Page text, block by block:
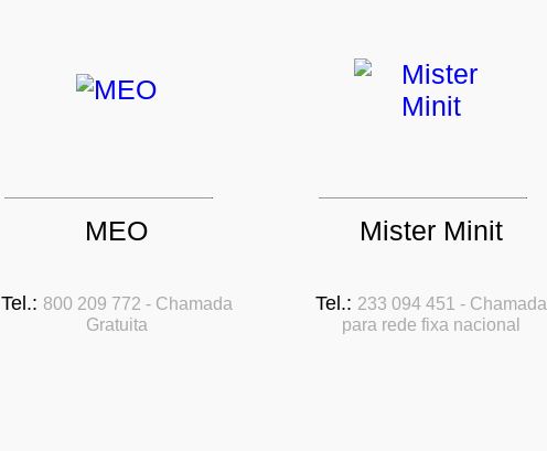
MEO
Tel.: 800 209 772 - Chamada
Gratuita
Mister Minit
Tel.: 233 094 451 - Chamada
para rede fixa nacional